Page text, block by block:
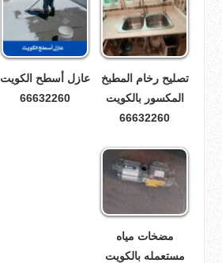
تصليح رخام المطبخ
المكسور بالكويت
66632260
عازل أسطح الكويت
66632260
مضخات مياه
مستعمله بالكويت